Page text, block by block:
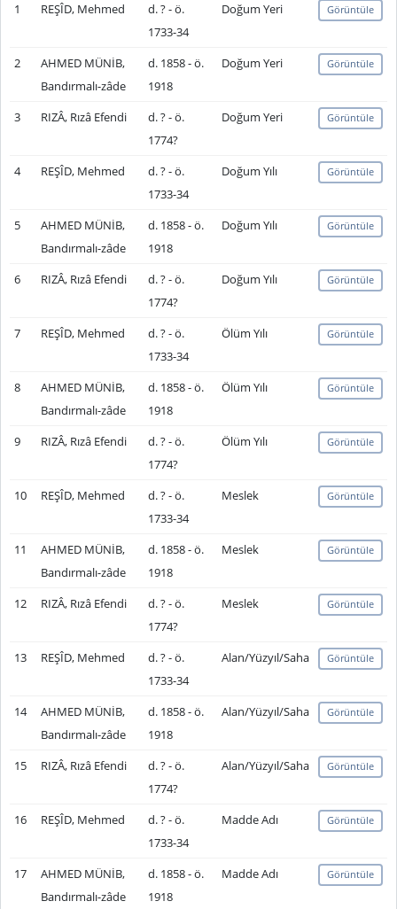
1
REŞÎD, Mehmed
d. ? - ö.
1733-34
Doğum Yeri Görüntüle
2
AHMED MÜNİB,
Bandırmalı-zâde
d. 1858 - ö.
1918
Doğum Yeri Görüntüle
3 RIZÂ, Rızâ Efendi
d. ? - ö.
1774?
Doğum Yeri Görüntüle
4 REŞÎD, Mehmed
d. ? - ö.
1733-34
Doğum Yılı Görüntüle
5
AHMED MÜNİB,
Bandırmalı-zâde
d. 1858 - ö.
1918
Doğum Yılı Görüntüle
6 RIZÂ, Rızâ Efendi
d. ? - ö.
1774?
Doğum Yılı Görüntüle
7 REŞÎD, Mehmed
d. ? - ö.
1733-34
Ölüm Yılı Görüntüle
8
AHMED MÜNİB,
Bandırmalı-zâde
d. 1858 - ö.
1918
Ölüm Yılı Görüntüle
9 RIZÂ, Rızâ Efendi
d. ? - ö.
1774?
Ölüm Yılı Görüntüle
10 REŞÎD, Mehmed
d. ? - ö.
1733-34
Meslek Görüntüle
11
AHMED MÜNİB,
Bandırmalı-zâde
d. 1858 - ö.
1918
Meslek Görüntüle
12 RIZÂ, Rızâ Efendi
d. ? - ö.
1774?
Meslek Görüntüle
13 REŞÎD, Mehmed
d. ? - ö.
1733-34
Alan/Yüzyıl/Saha Görüntüle
14
AHMED MÜNİB,
Bandırmalı-zâde
d. 1858 - ö.
1918
Alan/Yüzyıl/Saha Görüntüle
15 RIZÂ, Rızâ Efendi
d. ? - ö.
1774?
Alan/Yüzyıl/Saha Görüntüle
16 REŞÎD, Mehmed
d. ? - ö.
1733-34
Madde Adı Görüntüle
17
AHMED MÜNİB,
Bandırmalı-zâde
d. 1858 - ö.
1918
Madde Adı Görüntüle